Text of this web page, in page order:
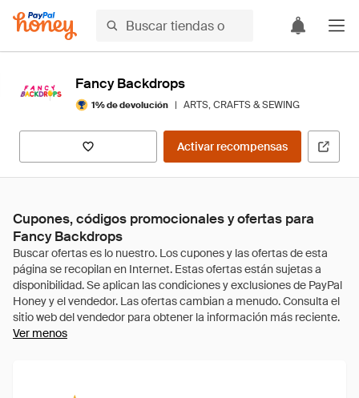
Fancy Backdrops
1% de devolución | ARTS, CRAFTS & SEWING
Activar recompensas
Cupones, códigos promocionales y ofertas para
Fancy Backdrops
Ver menos